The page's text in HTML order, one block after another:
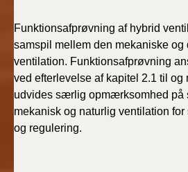
Funktionsafprøvning af hybrid
samspil mellem den mekaniske og
ventilation. Funktionsafprøvning
ved efterlevelse af kapitel 2.1 til og
udvides særlig opmærksomhed på
mekanisk og naturlig ventilation for
og regulering.